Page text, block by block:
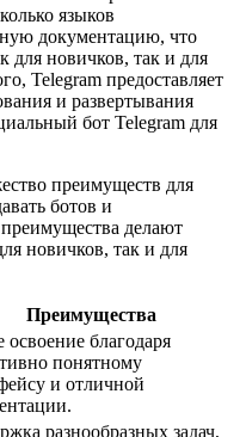
языков
документацию, что
для новичков, так и для
Telegram предоставляет
и развертывания
бот Telegram для
преимуществ для
ботов и
делают
новичков, так и для
Преимущества
освоение благодаря
понятному
и отличной
разнообразных задач,